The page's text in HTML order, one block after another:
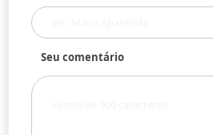
Seu comentário